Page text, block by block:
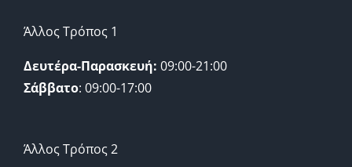
Άλλος Τρόπος 1
Δευτέρα-Παρασκευή: 09:00-21:00
Σάββατο: 09:00-17:00
Άλλος Τρόπος 2